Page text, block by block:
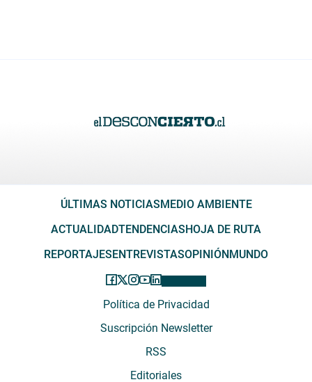
ÚLTIMAS NOTICIAS MEDIO AMBIENTE
ACTUALIDADTENDENCIAS HOJA DE RUTA
REPORTAJES ENTREVISTASOPINIÓN MUNDO
Política de Privacidad
Suscripción Newsletter
RSS
Editoriales